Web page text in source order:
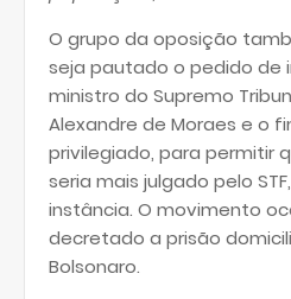
O grupo da oposição
seja pautado o pedido de
ministro do Supremo
Alexandre de Moraes e o
privilegiado, para permitir
seria mais julgado pelo
instância. O movimento
decretado a prisão
Bolsonaro.